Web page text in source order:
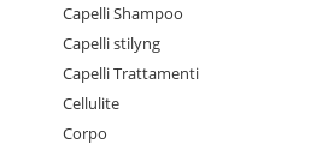
Capelli Shampoo
Capelli stilyng
Capelli Trattamenti
Cellulite
Corpo